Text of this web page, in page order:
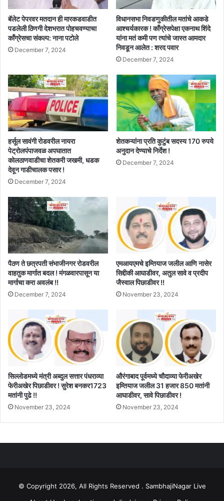
बॅलेट पेपरवर मतदान ही मारकडवाडीत
पडलेली ठिणगी देशभरात पोहचवण्याचा
काँग्रेसचा संकल्प: नाना पटोले
December 7, 2024
विधानसभा निवडणुकीतील मतांचे आकडे
आश्चर्यकारक ! काँग्रेसपेक्षा एकनाथ शिंदे
यांना मतं कमी पण त्यांचे जास्त आमदार
निवडून आलेत : शरद पवार
December 7, 2024
हर्सूल सावंगी रोडवरील नायरा
पेट्रोलपंपाजवळ अपघातात
कोलठाणवाडीचा शेतकरी जखमी, धडक
देवून गाडीचालक पसार !
December 7, 2024
शेतकऱ्यांना प्रति कुटुंब सदस्य 170 रुपये
अनुदान देण्याचे निर्देश !
December 7, 2024
पैठण ते छत्रपती संभाजीनगर रोडवरील
वाहतुक मार्गात बदल ! मंगळवारपासून या
मार्गाचा करा अवलंब !!
December 7, 2024
एमआयएमचे इम्तियाज जलील आणि नासेर
सिद्दीकी आघाडीवर, अतुल सावे व प्रदीप
जैस्वाल पिछाडीवर !!
November 23, 2024
सिल्लोडमध्ये मंत्री अब्दुल सत्तार पंधराव्या
फेरीअखेर पिछाडीवर ! सुरेश बनकर1723
मतांनी पुढे !!
November 23, 2024
औरंगाबाद पूर्वमध्ये चौदाव्या फेरीअखेर
इम्तियाज जलील 31 हजार 850 मतांनी
आघाडीवर, सावे पिछाडीवर !
November 23, 2024
© Copyright 2026, All Rights Reserved . SambhajiNagar Live